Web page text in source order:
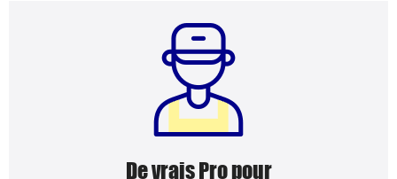
De vrais Pro pour